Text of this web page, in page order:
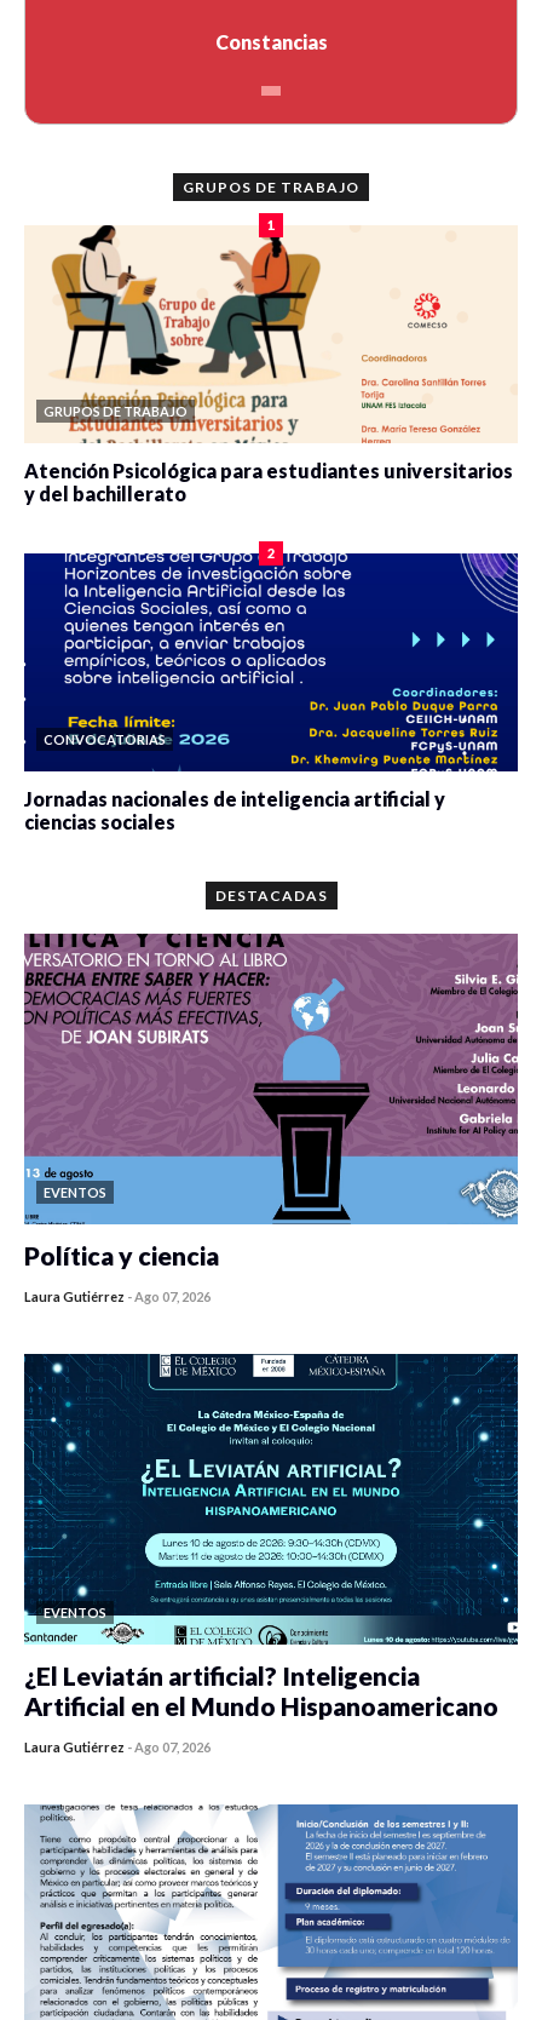
Constancias
GRUPOS DE TRABAJO
1
GRUPOS DE TRABAJO
Atención Psicológica para estudiantes universitarios
y del bachillerato
2
CONVOCATORIAS
Jornadas nacionales de inteligencia artificial y
ciencias sociales
DESTACADAS
EVENTOS
Política y ciencia
Laura Gutiérrez -Ago 07, 2026
EVENTOS
¿El Leviatán artificial? Inteligencia
Artificial en el Mundo Hispanoamericano
Laura Gutiérrez -Ago 07, 2026